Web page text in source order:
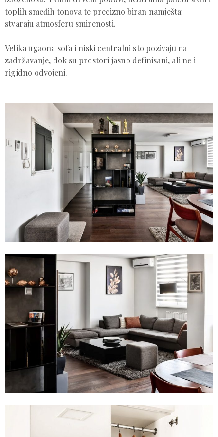
toplih smeđih tonova te precizno biran namještaj
stvaraju atmosferu smirenosti.
Velika ugaona sofa i niski centralni sto pozivaju na
zadržavanje, dok su prostori jasno definisani, ali ne i
rigidno odvojeni.